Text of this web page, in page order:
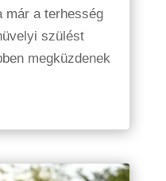
már a terhesség
szülést
megküzdenek